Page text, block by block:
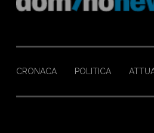
CRONACA POLITICA